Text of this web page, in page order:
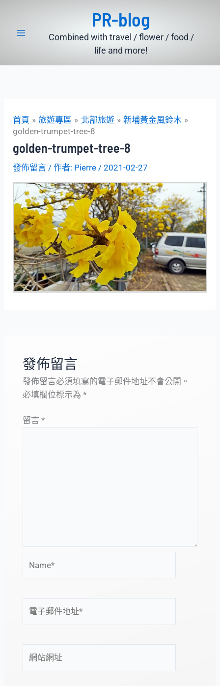
PR-blog
Combined with travel / flower / food /
life and more!
首頁 旅遊專區 北部旅遊
新埔黃金風鈴木
golden-trumpet-tree-8
golden-trumpet-tree-8
發佈留言 / 作者: Pierre /2021-02-27
發佈留言
發佈留言必須填寫的電子郵件地址不會公開。
必填欄位標示為 *
留言 *
子
地
站